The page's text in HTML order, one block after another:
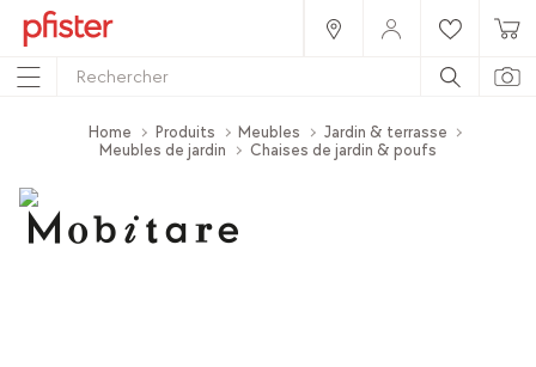
Home Produits Meubles
Jardin & terrasse
Meubles de jardin
Chaises de jardin & poufs